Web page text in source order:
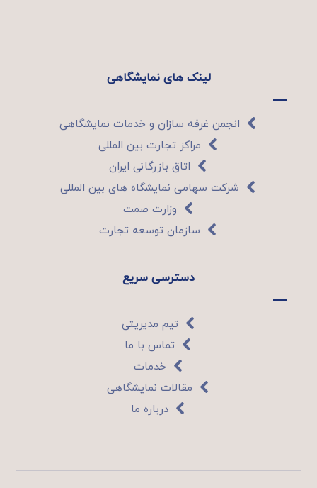
لینک های نمایشگاهی
انجمن غرفه سازان و خدمات نمایشگاهی
مراکز تجارت بین المللی
اتاق بازرگانی ایران
شرکت سهامی نمایشگاه های بین المللی
وزارت صمت
سازمان توسعه تجارت
دسترسی سریع
تیم مدیریتی
تماس با ما
خدمات
مقالات نمایشگاهی
درباره ما